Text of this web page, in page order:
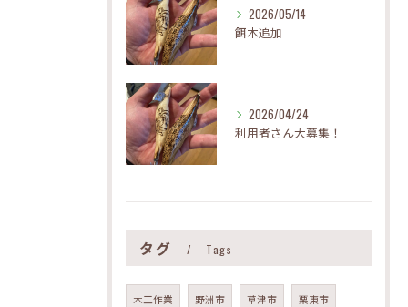
2026/05/14
餌木追加
2026/04/24
利用者さん大募集！
タグ Tags
木工作業 野洲市 草津市 栗東市